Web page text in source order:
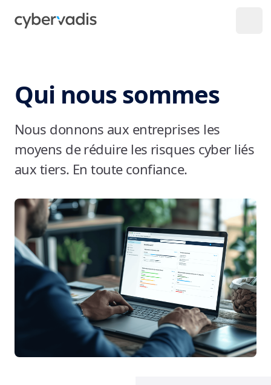
Qui nous sommes
Nous donnons aux entreprises les
moyens de réduire les risques cyber liés
aux tiers. En toute confiance.